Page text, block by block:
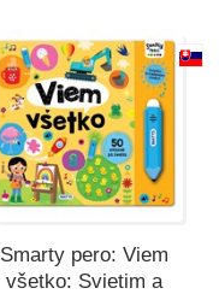
Smarty pero: Viem
všetko: Svietim a